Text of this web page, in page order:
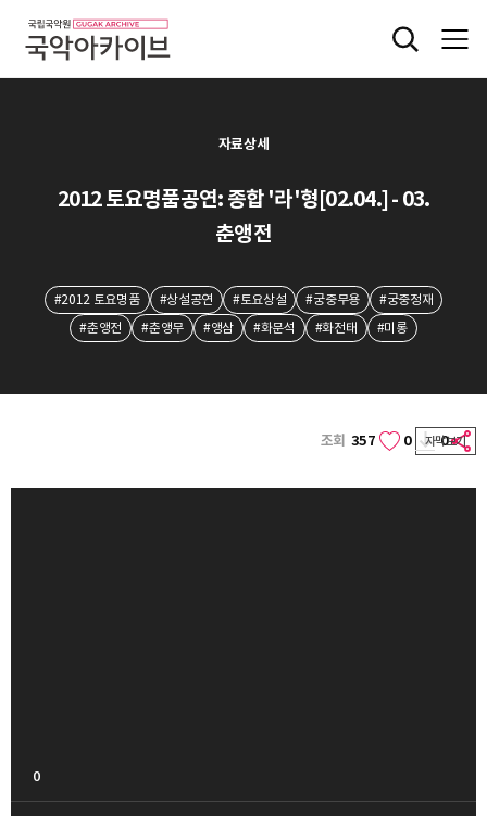
자료상세
2012 토요명품공연: 종합 '라'형[02.04.] - 03.
춘앵전
#2012 토요명품 #상설공연 #토요상설 #궁중무용
#궁중정재
#춘앵전
#춘앵무 #앵삼 #화문석 #화전태 #미롱
조회 357 0 0
자막보기
0